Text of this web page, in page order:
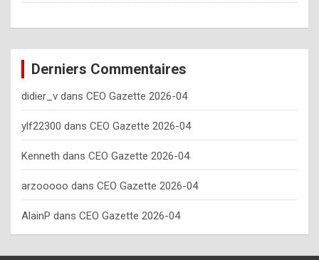
e
y
o
u
s
h
o
Derniers Commentaires
didier_v dans CEO Gazette 2026-04
ylf22300 dans CEO Gazette 2026-04
Kenneth dans CEO Gazette 2026-04
arzooooo dans CEO Gazette 2026-04
AlainP dans CEO Gazette 2026-04